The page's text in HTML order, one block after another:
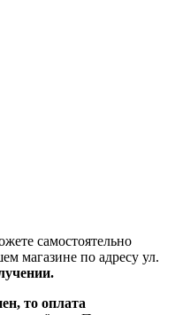
самостоятельно
магазине по адресу ул.
то оплата